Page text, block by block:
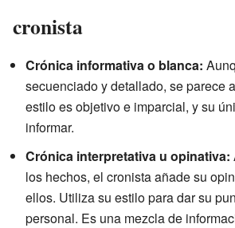
cronista
Crónica informativa o blanca:
secuenciado y detallado, se parece
estilo es objetivo e imparcial, y su
informar.
Crónica interpretativa u opinativa:
los hechos, el cronista añade su
ellos. Utiliza su estilo para dar su
personal. Es una mezcla de